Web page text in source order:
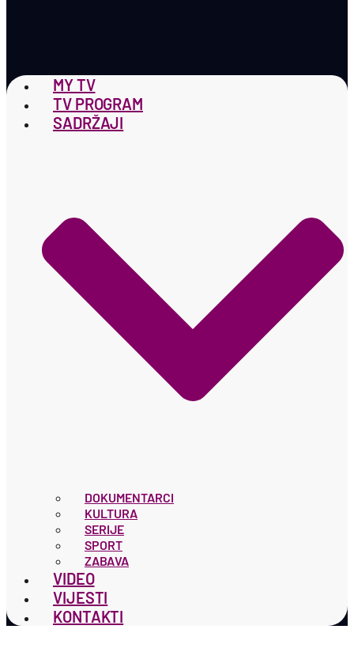
MY TV
TV PROGRAM
SADRŽAJI
DOKUMENTARCI
KULTURA
SERIJE
SPORT
ZABAVA
VIDEO
VIJESTI
KONTAKTI